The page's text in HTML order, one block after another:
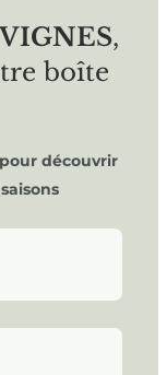
VIGNES,
boîte
découvrir